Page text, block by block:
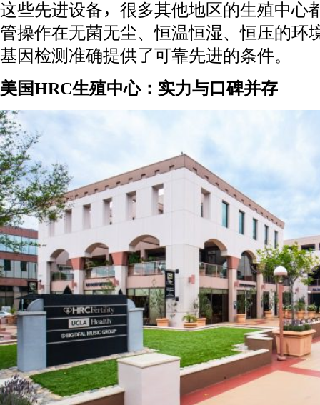
这些先进设备，很多其他地区的生殖中心
管操作在无菌无尘、恒温恒湿、恒压的环
基因检测准确提供了可靠先进的条件。
美国HRC生殖中心：实力与口碑并存